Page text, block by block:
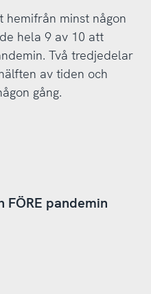
minst någon
hela 9 av 10 att
Två tredjedelar
av tiden och
gång.
pandemin